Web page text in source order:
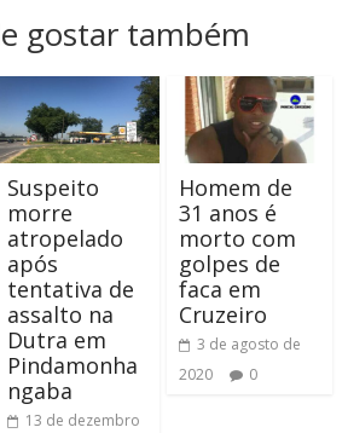
gostar também
Suspeito
morre
atropelado
após
tentativa de
assalto na
Dutra em
Pindamonha
ngaba
13 de dezembro
Homem de
31 anos é
morto com
golpes de
faca em
Cruzeiro
3 de agosto de
2020
0